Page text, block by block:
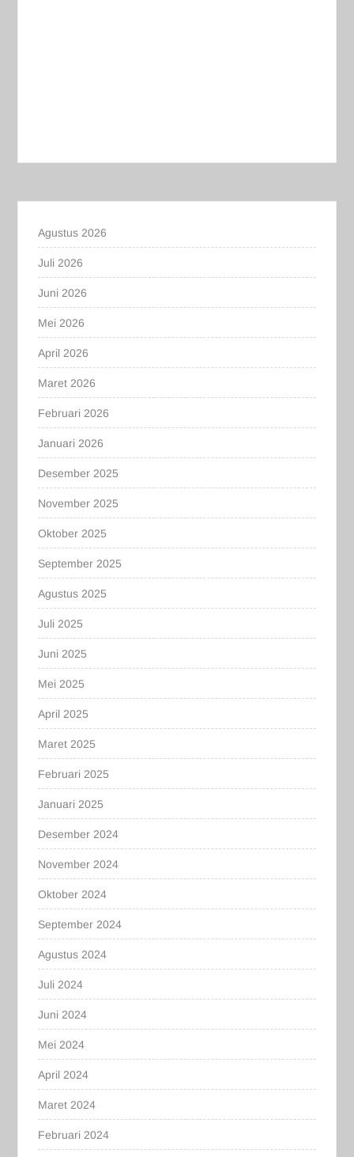
Agustus 2026
Juli 2026
Juni 2026
Mei 2026
April 2026
Maret 2026
Februari 2026
Januari 2026
Desember 2025
November 2025
Oktober 2025
September 2025
Agustus 2025
Juli 2025
Juni 2025
Mei 2025
April 2025
Maret 2025
Februari 2025
Januari 2025
Desember 2024
November 2024
Oktober 2024
September 2024
Agustus 2024
Juli 2024
Juni 2024
Mei 2024
April 2024
Maret 2024
Februari 2024